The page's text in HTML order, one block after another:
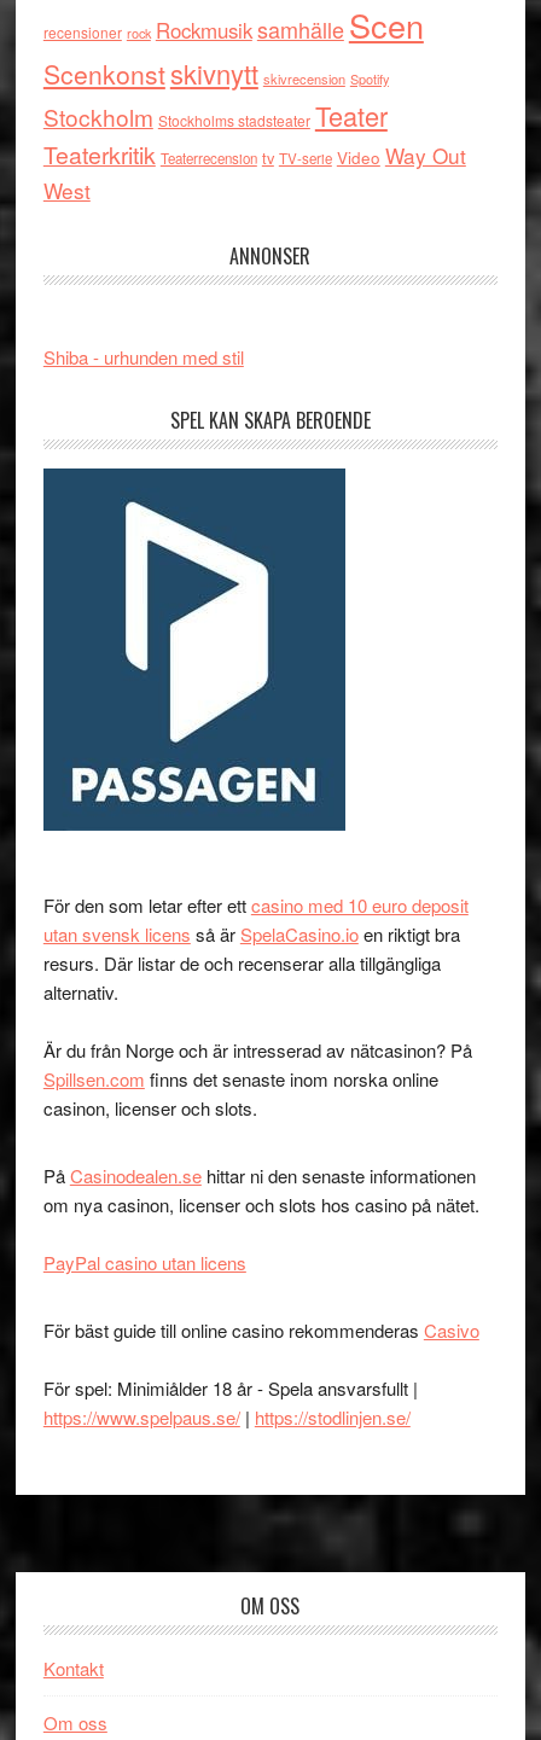
recensioner rock RockmusiksamhälleScen
Scenkonstskivnytt skivrecension Spotify
Stockholm Stockholms stadsteater Teater
Teaterkritik Teaterrecension tv TV-serie Video Way Out
West
ANNONSER
Shiba - urhunden med stil
SPEL KAN SKAPA BEROENDE
För den som letar efter ettcasino med 10 euro deposit
utan svensk licens så ärSpelaCasino.ioen riktigt bra
resurs. Där listar de och recenserar alla tillgängliga
alternativ.
Är du från Norge och är intresserad av nätcasinon? På
Spillsen.com finns det senaste inom norska online
casinon, licenser och slots.
PåCasinodealen.sehittar ni den senaste informationen
om nya casinon, licenser och slots hos casino på nätet.
PayPal casino utan licens
För bäst guide till online casino rekommenderas Casivo
För spel: Minimiålder 18 år - Spela ansvarsfullt |
https://www.spelpaus.se/| https://stodlinjen.se/
OM OSS
Kontakt
Om oss